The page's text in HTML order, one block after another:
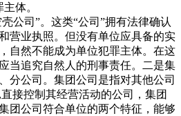
体。
司”。这类“公司”拥有法律确认
营业执照。但没有单位应具备的实
自然不能成为单位犯罪主体。在这
当追究自然人的刑事责任。二是集
分公司。集团公司是指对其他公司
接控制其经营活动的公司，集团
团公司符合单位的两个特征，能够